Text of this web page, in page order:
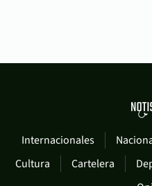
Internacionales
Cultura
Cartelera